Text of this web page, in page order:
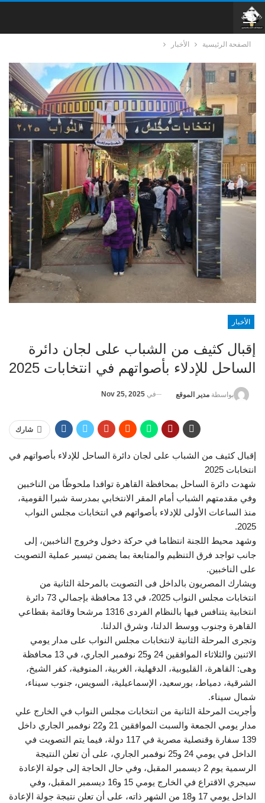
الصفحة الرئيسية الأخبار
الأخبار
إقبال كثيف من الشباب على لجان دائرة
الساحل للإدلاء بأصواتهم في انتخابات 2025
بواسطة مدير الموقع في Nov 25, 2025
شارك
إقبال كثيف من الشباب على لجان دائرة الساحل للإدلاء بأصواتهم في
انتخابات 2025
شهدت دائرة الساحل بمحافظة القاهرة توافدا ملحوظًا من الناخبين
وفي مقدمتهم الشباب أمام المقر الانتخابي بمدرسة شبرا القومية،
منذ الساعات الأولى للإدلاء بأصواتهم في انتخابات مجلس النواب
2025.
وشهد محيط اللجنة انتظاما في حركة دخول وخروج الناخبين، إلى
جانب تواجد فرق التنظيم والمتابعة بما يضمن تيسير عملية التصويت
على الناخبين.
ويشارك المصريون بالداخل فى التصويت بالمرحلة الثانية من
انتخابات مجلس النواب 2025، في 13 محافظة بإجمالي 73 دائرة
انتخابية يتنافس فيها بالنظام الفردى 1316 مرشحا وقائمة بقطاعي
القاهرة وجنوب ووسط الدلتا، وشرق الدلتا.
وتجرى المرحلة الثانية لانتخابات مجلس النواب على مدار يومي
الاثنين والثلاثاء الموافقين 24 و25 نوفمبر الجاري، في 13 محافظة
وهى: القاهرة، القليوبية، الدقهلية، الغربية، المنوفية، كفر الشيخ،
الشرقية، دمياط، بورسعيد، الإسماعيلية، السويس، جنوب سيناء،
شمال سيناء.
وأجريت المرحلة الثانية من انتخابات مجلس النواب في الخارج علي
مدار يومي الجمعة والسبت الموافقين 21 و22 نوفمبر الجاري داخل
139 سفارة وقنصلية مصرية في 117 دولة، فيما يتم التصويت في
الداخل في يومي 24 و25 نوفمبر الجاري، على أن تعلن النتيجة
الرسمية يوم 2 ديسمبر المقبل، وفي حال الحاجة إلى جولة الإعادة
سيجري الاقتراع في الخارج يومي 15 و16 ديسمبر المقبل، وفي
الداخل يومي 17 و18 من الشهر ذاته، على أن تعلن نتيجة جولة الإعادة